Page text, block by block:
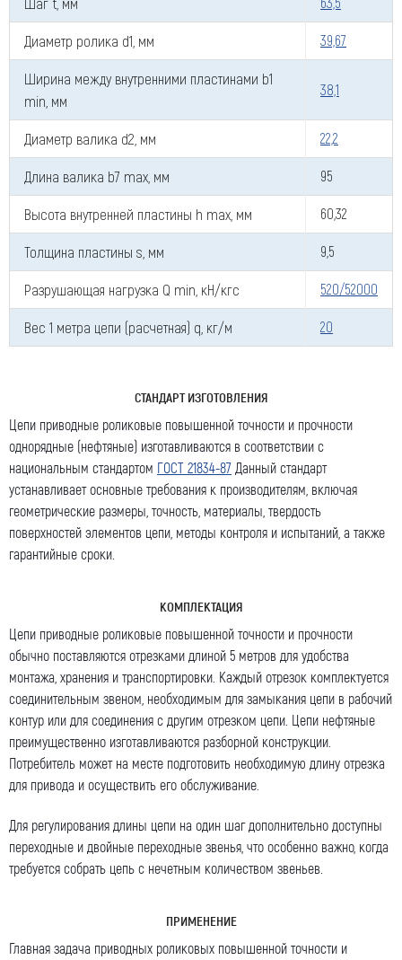
Диаметр ролика d1, мм 39,67
Ширина между внутренними пластинами b1
min, мм
38,1
Диаметр валика d2, мм 22,2
Длина валика b7 max, мм 95
Высота внутренней пластины h max, мм 60,32
Толщина пластины s, мм 9,5
Разрушающая нагрузка Q min, кН/кгс 520/52000
Вес 1 метра цепи (расчетная) q, кг/м 20
СТАНДАРТ ИЗГОТОВЛЕНИЯ
Цепи приводные роликовые повышенной точности и прочности
однорядные (нефтяные) изготавливаются в соответствии с
национальным стандартом ГОСТ 21834-87 Данный стандарт
устанавливает основные требования к производителям, включая
геометрические размеры, точность, материалы, твердость
поверхностей элементов цепи, методы контроля и испытаний, а также
гарантийные сроки.
КОМПЛЕКТАЦИЯ
Цепи приводные роликовые повышенной точности и прочности
обычно поставляются отрезками длиной 5 метров для удобства
монтажа, хранения и транспортировки. Каждый отрезок комплектуется
соединительным звеном, необходимым для замыкания цепи в рабочий
контур или для соединения с другим отрезком цепи. Цепи нефтяные
преимущественно изготавливаются разборной конструкции.
Потребитель может на месте подготовить необходимую длину отрезка
для привода и осуществить его обслуживание.
Для регулирования длины цепи на один шаг дополнительно доступны
переходные и двойные переходные звенья, что особенно важно, когда
требуется собрать цепь с нечетным количеством звеньев.
ПРИМЕНЕНИЕ
Главная задача приводных роликовых повышенной точности и
Оставить заявку
Как к Вам обращаться (обязательно)
Компания